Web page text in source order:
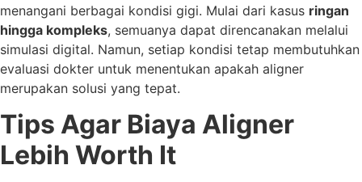
menangani berbagai kondisi gigi. Mulai dari kasus ringan
hingga kompleks, semuanya dapat direncanakan melalui
simulasi digital. Namun, setiap kondisi tetap membutuhkan
evaluasi dokter untuk menentukan apakah aligner
merupakan solusi yang tepat.
Tips Agar Biaya Aligner
Lebih Worth It